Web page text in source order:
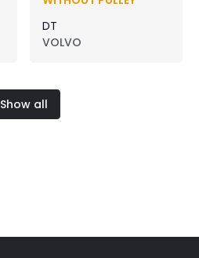
DT
VOLVO
Show all